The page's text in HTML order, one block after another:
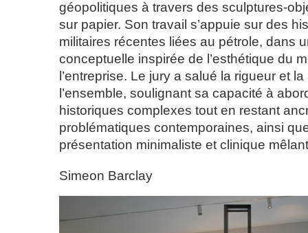
géopolitiques à travers des sculptures-
sur papier. Son travail s’appuie sur des
militaires récentes liées au pétrole, dans
conceptuelle inspirée de l’esthétique du
l’entreprise. Le jury a salué la rigueur et
l’ensemble, soulignant sa capacité à
historiques complexes tout en restant
problématiques contemporaines, ainsi
présentation minimaliste et clinique
Simeon Barclay